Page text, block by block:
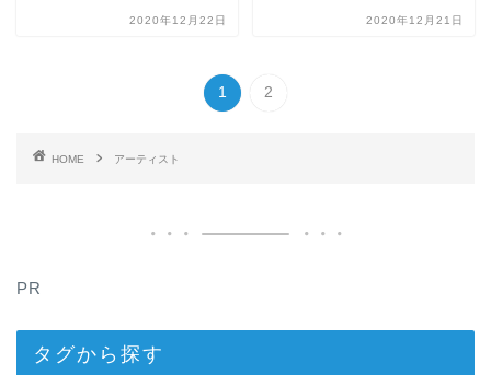
2020年12月22日 2020年12月21日
1 2
HOME アーティスト
PR
タグから探す